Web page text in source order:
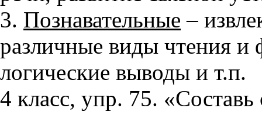
3. Познавательные –
различные виды чтения и
логические выводы и т.п.
4 класс, упр. 75.